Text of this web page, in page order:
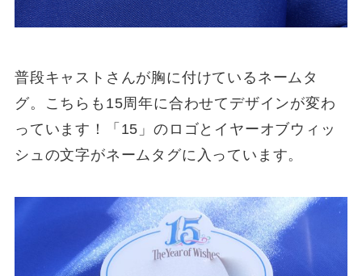
普段キャストさんが胸に付けているネームタ
グ。こちらも15周年に合わせてデザインが変わ
っています！「15」のロゴとイヤーオブウィッ
シュの文字がネームタグに入っています。